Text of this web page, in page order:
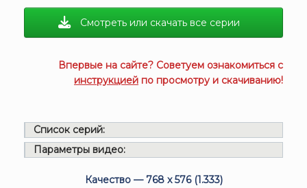
Смотреть или скачать все серии
Впервые на сайте? Советуем ознакомиться с
инструкцией по просмотру и скачиванию!
Список серий:
Параметры видео:
Качество — 768 x 576 (1.333)